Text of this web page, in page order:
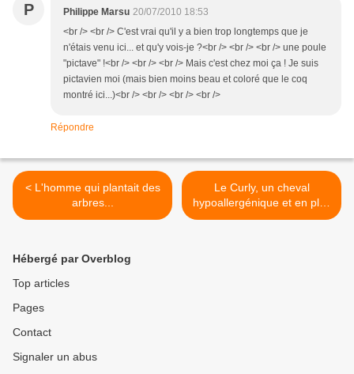
P Philippe Marsu 20/07/2010 18:53
<br /> <br /> C'est vrai qu'il y a bien trop longtemps que je
n'étais venu ici... et qu'y vois-je ?<br /> <br /> <br /> une poule
"pictave" !<br /> <br /> <br /> Mais c'est chez moi ça ! Je suis
pictavien moi (mais bien moins beau et coloré que le coq
montré ici...)<br /> <br /> <br /> <br />
Répondre
< L'homme qui plantait des
arbres...
Le Curly, un cheval
hypoallergénique et en plus
... >
Hébergé par Overblog
Top articles
Pages
Contact
Signaler un abus